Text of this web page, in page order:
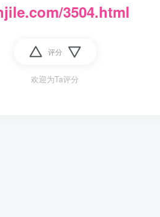
3504.html
评分
欢迎为Ta评分